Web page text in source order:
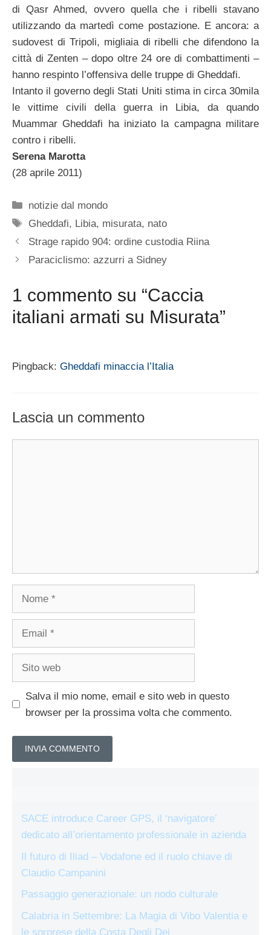
di Qasr Ahmed, ovvero quella che i ribelli stavano
utilizzando da martedì come postazione. E ancora: a
sudovest di Tripoli, migliaia di ribelli che difendono la
città di Zenten – dopo oltre 24 ore di combattimenti –
hanno respinto l’offensiva delle truppe di Gheddafi.
Intanto il governo degli Stati Uniti stima in circa 30mila
le vittime civili della guerra in Libia, da quando
Muammar Gheddafi ha iniziato la campagna militare
contro i ribelli.
Serena Marotta
(28 aprile 2011)
Categorie
notizie dal mondo
Tag
Gheddafi, Libia, misurata, nato
Strage rapido 904: ordine custodia Riina
Paraciclismo: azzurri a Sidney
1 commento su “Caccia
italiani armati su Misurata”
Pingback: Gheddafi minaccia l’Italia
Lascia un commento
Nome
Email
Sito
Salva il mio nome, email e sito web in questo
browser per la prossima volta che commento.
SACE introduce Career GPS, il ‘navigatore’
dedicato all’orientamento professionale in azienda
Il futuro di Iliad – Vodafone ed il ruolo chiave di
Claudio Campanini
Passaggio generazionale: un nodo culturale
Calabria in Settembre: La Magia di Vibo Valentia e
le sorprese della Costa Degli Dei